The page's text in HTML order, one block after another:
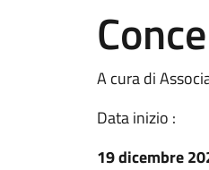
A cura di
Data inizio :
19 dicembre